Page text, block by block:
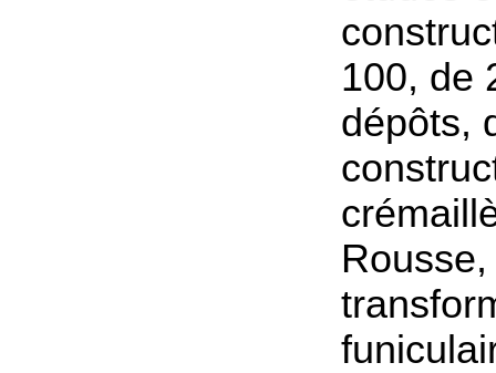
100, de
dépôts,
Rousse,